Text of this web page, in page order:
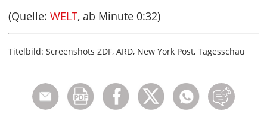
(Quelle: WELT, ab Minute 0:32)
Titelbild: Screenshots ZDF, ARD, New York Post, Tagesschau